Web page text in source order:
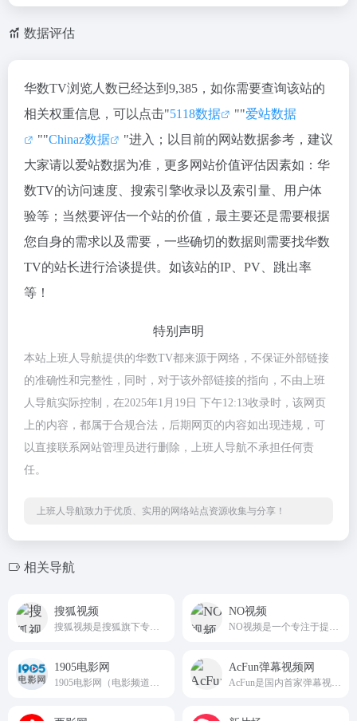
数据评估
华数TV浏览人数已经达到9,385，如你需要查询该站的
相关权重信息，可以点击"5118数据 ""爱站数据
""Chinaz数据
"进入；以目前的网站数据参考，建议
大家请以爱站数据为准，更多网站价值评估因素如：华
数TV的访问速度、搜索引擎收录以及索引量、用户体
验等；当然要评估一个站的价值，最主要还是需要根据
您自身的需求以及需要，一些确切的数据则需要找华数
TV的站长进行洽谈提供。如该站的IP、PV、跳出率
等！
特别声明
本站上班人导航提供的华数TV都来源于网络，不保证外部链接
的准确性和完整性，同时，对于该外部链接的指向，不由上班
人导航实际控制，在2025年1月19日 下午12:13收录时，该网页
上的内容，都属于合规合法，后期网页的内容如出现违规，可
以直接联系网站管理员进行删除，上班人导航不承担任何责
任。
上班人导航致力于优质、实用的网络站点资源收集与分享！
相关导航
搜狐视频 NO视频
1905电影网 AcFun弹幕视频网